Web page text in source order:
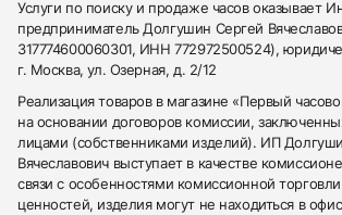
Услуги по поиску и продаже часов оказывает
предприниматель Долгушин Сергей
317774600060301, ИНН 772972500524),
г. Москва, ул. Озерная, д. 2/12
Реализация товаров в магазине «Первый
на основании договоров комиссии,
лицами (собственниками изделий). ИП
Вячеславович выступает в качестве
связи с особенностями комиссионной
ценностей, изделия могут не находиться в